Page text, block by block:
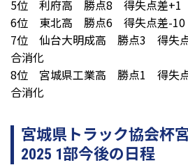
5位 利府高 勝点8 得失点差+1
6位 東北高 勝点6 得失点差-
7位 仙台大明成高 勝点3 得失
合消化
8位 宮城県工業高 勝点1 得失
合消化
宮城県トラック協会杯
2025 1部今後の日程